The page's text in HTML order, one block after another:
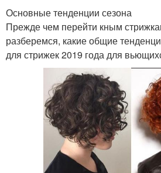
Основные тенденции сезона
Прежде чем перейти кным
разберемся, какие общие
для стрижек 2019 года для